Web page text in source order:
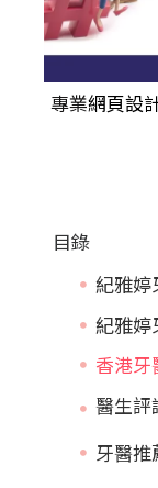
專業網頁設
目錄
紀雅婷
紀雅婷
香港牙
牙醫推